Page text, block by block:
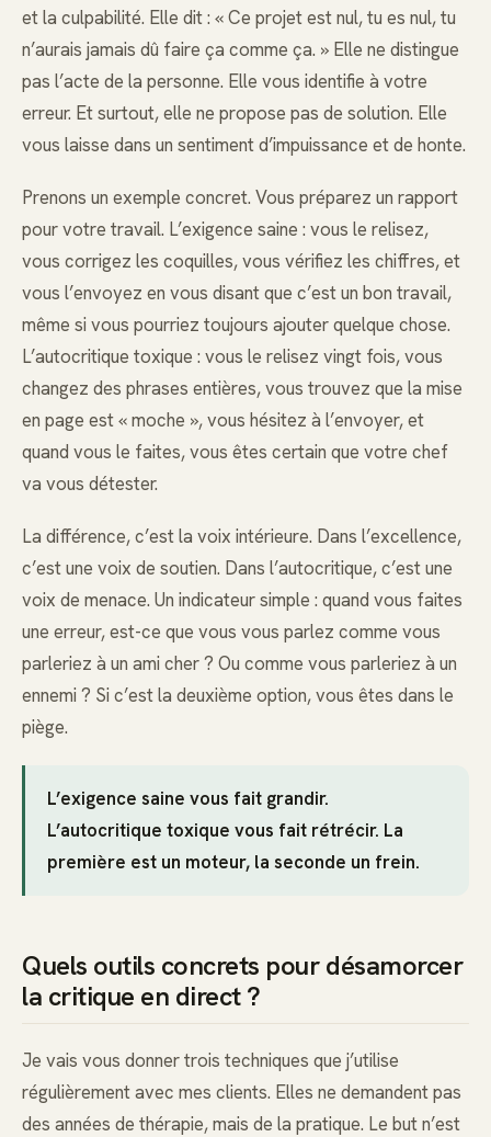
et la culpabilité. Elle dit : « Ce projet est nul, tu es nul, tu
n’aurais jamais dû faire ça comme ça. » Elle ne distingue
pas l’acte de la personne. Elle vous identifie à votre
erreur. Et surtout, elle ne propose pas de solution. Elle
vous laisse dans un sentiment d’impuissance et de honte.
Prenons un exemple concret. Vous préparez un rapport
pour votre travail. L’exigence saine : vous le relisez,
vous corrigez les coquilles, vous vérifiez les chiffres, et
vous l’envoyez en vous disant que c’est un bon travail,
même si vous pourriez toujours ajouter quelque chose.
L’autocritique toxique : vous le relisez vingt fois, vous
changez des phrases entières, vous trouvez que la mise
en page est « moche », vous hésitez à l’envoyer, et
quand vous le faites, vous êtes certain que votre chef
va vous détester.
La différence, c’est la voix intérieure. Dans l’excellence,
c’est une voix de soutien. Dans l’autocritique, c’est une
voix de menace. Un indicateur simple : quand vous faites
une erreur, est-ce que vous vous parlez comme vous
parleriez à un ami cher ? Ou comme vous parleriez à un
ennemi ? Si c’est la deuxième option, vous êtes dans le
piège.
L’exigence saine vous fait grandir.
L’autocritique toxique vous fait rétrécir. La
première est un moteur, la seconde un frein.
Quels outils concrets pour désamorcer
la critique en direct ?
Je vais vous donner trois techniques que j’utilise
régulièrement avec mes clients. Elles ne demandent pas
des années de thérapie, mais de la pratique. Le but n’est